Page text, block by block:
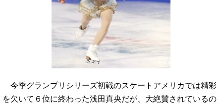
今季グランプリシリーズ初戦のスケートアメリカでは精彩
を欠いて６位に終わった浅田真央だが、大絶賛されているの